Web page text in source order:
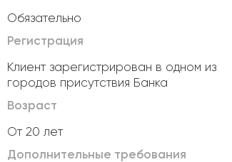
Обязательно
Регистрация
Клиент зарегистрирован в одном из
городов присутствия Банка
Возраст
От 20 лет
Дополнительные требования